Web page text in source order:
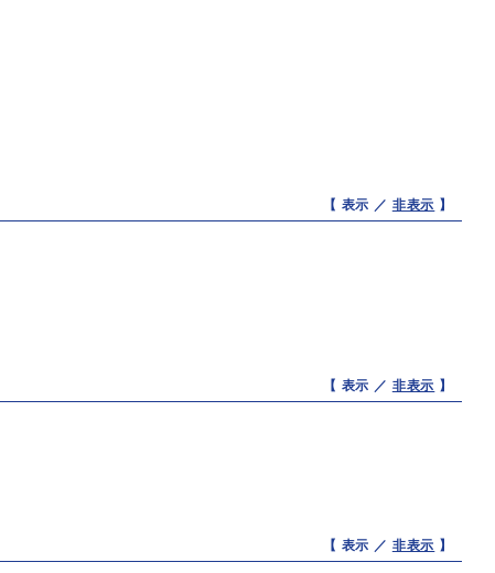
【 表示 ／ 非表示 】
【 表示 ／ 非表示 】
【 表示 ／ 非表示 】